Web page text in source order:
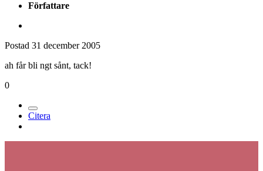
Författare
Postad 31 december 2005
ah får bli ngt sånt, tack!
0
Citera